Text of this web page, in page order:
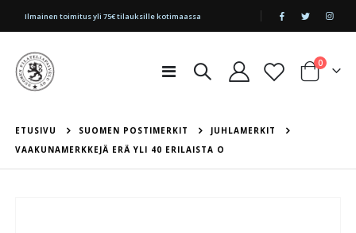
|
Ilmainen toimitus yli 75€ tilauksille kotimaassa
Toggle
Cart
0tuotetta
ETUSIVU SUOMEN POSTIMERKIT
JUHLAMERKIT
VAAKUNAMERKKEJÄ ERÄ YLI 40 ERILAISTA O